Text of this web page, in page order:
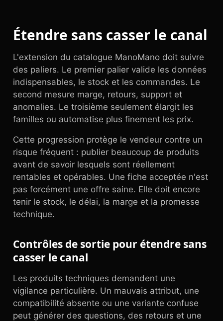
Étendre sans casser le canal
L'extension du catalogue ManoMano doit suivre
des paliers. Le premier palier valide les données
indispensables, le stock et les commandes. Le
second mesure marge, retours, support et
anomalies. Le troisième seulement élargit les
familles ou automatise plus finement les prix.
Cette progression protège le vendeur contre un
risque fréquent : publier beaucoup de produits
avant de savoir lesquels sont réellement
rentables et opérables. Une fiche acceptée n'est
pas forcément une offre saine. Elle doit encore
tenir le stock, le délai, la marge et la promesse
technique.
Contrôles de sortie pour étendre sans
casser le canal
Les produits techniques demandent une
vigilance particulière. Un mauvais attribut, une
compatibilité absente ou une variante confuse
peut générer des questions, des retours et une